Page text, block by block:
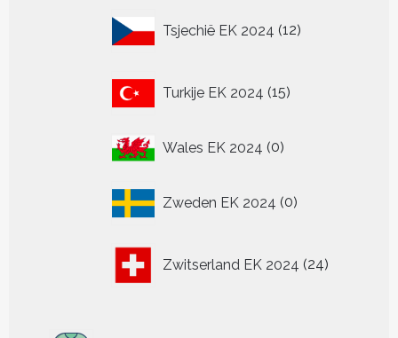
Tsjechië EK 2024 12
producten
Turkije EK 2024 15
producten
Wales EK 2024 00
Zweden EK 2024 0
producten
Zwitserland EK 2024 24
producten